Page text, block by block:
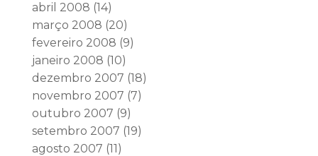
abril 2008 (14)
março 2008 (20)
fevereiro 2008 (9)
janeiro 2008 (10)
dezembro 2007 (18)
novembro 2007 (7)
outubro 2007 (9)
setembro 2007 (19)
agosto 2007 (11)